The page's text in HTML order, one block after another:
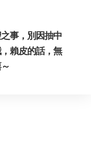
事，別因抽中
賴皮的話，無